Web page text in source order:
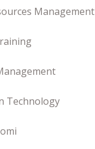
Management
Technology